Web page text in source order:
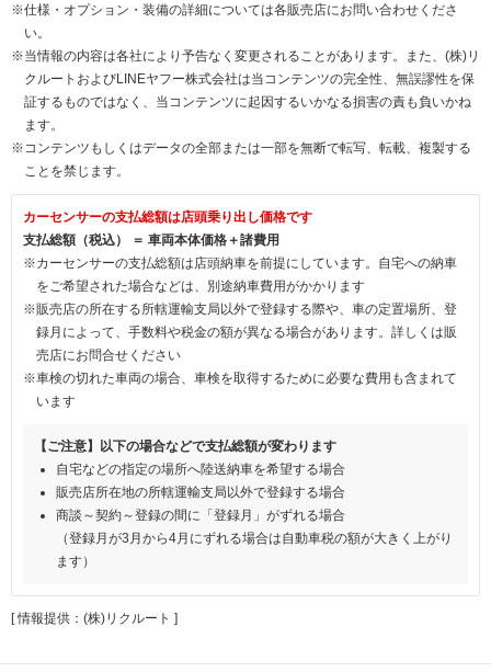
※仕様・オプション・装備の詳細については各販売店にお問い合わせくださ
い。
※当情報の内容は各社により予告なく変更されることがあります。また、(株)リ
クルートおよびLINEヤフー株式会社は当コンテンツの完全性、無誤謬性を保
証するものではなく、当コンテンツに起因するいかなる損害の責も負いかね
ます。
※コンテンツもしくはデータの全部または一部を無断で転写、転載、複製する
ことを禁じます。
カーセンサーの支払総額は店頭乗り出し価格です
支払総額（税込） ＝ 車両本体価格＋諸費用
※カーセンサーの支払総額は店頭納車を前提にしています。自宅への納車
をご希望された場合などは、別途納車費用がかかります
※販売店の所在する所轄運輸支局以外で登録する際や、車の定置場所、登
録月によって、手数料や税金の額が異なる場合があります。詳しくは販
売店にお問合せください
※車検の切れた車両の場合、車検を取得するために必要な費用も含まれて
います
【ご注意】以下の場合などで支払総額が変わります
自宅などの指定の場所へ陸送納車を希望する場合
販売店所在地の所轄運輸支局以外で登録する場合
商談～契約～登録の間に「登録月」がずれる場合
（登録月が3月から4月にずれる場合は自動車税の額が大きく上がり
ます）
[ 情報提供：(株)リクルート ]